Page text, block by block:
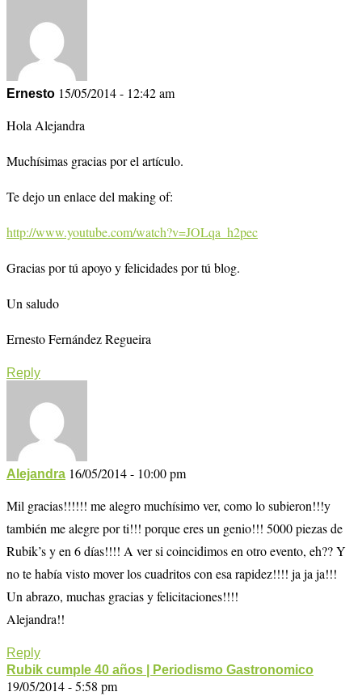
Ernesto 15/05/2014 - 12:42 am
Hola Alejandra
Muchísimas gracias por el artículo.
Te dejo un enlace del making of:
http://www.youtube.com/watch?v=JOLqa_h2pec
Gracias por tú apoyo y felicidades por tú blog.
Un saludo
Ernesto Fernández Regueira
Reply
Alejandra 16/05/2014 - 10:00 pm
Mil gracias!!!!!! me alegro muchísimo ver, como lo subieron!!!y
también me alegre por ti!!! porque eres un genio!!! 5000 piezas de
Rubik’s y en 6 días!!!! A ver si coincidimos en otro evento, eh?? Y
no te había visto mover los cuadritos con esa rapidez!!!! ja ja ja!!!
Un abrazo, muchas gracias y felicitaciones!!!!
Alejandra!!
Reply
Rubik cumple 40 años | Periodismo Gastronomico
19/05/2014 - 5:58 pm